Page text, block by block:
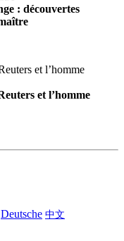
: découvertes
et l’homme
Deutsche 中文